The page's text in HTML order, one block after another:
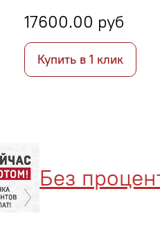
17600.00 руб
Купить в 1 клик
Без